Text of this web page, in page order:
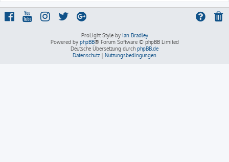
ProLight Style by Ian Bradley
Powered by phpBB® Forum Software © phpBB Limited
Deutsche Übersetzung durch phpBB.de
Datenschutz | Nutzungsbedingungen